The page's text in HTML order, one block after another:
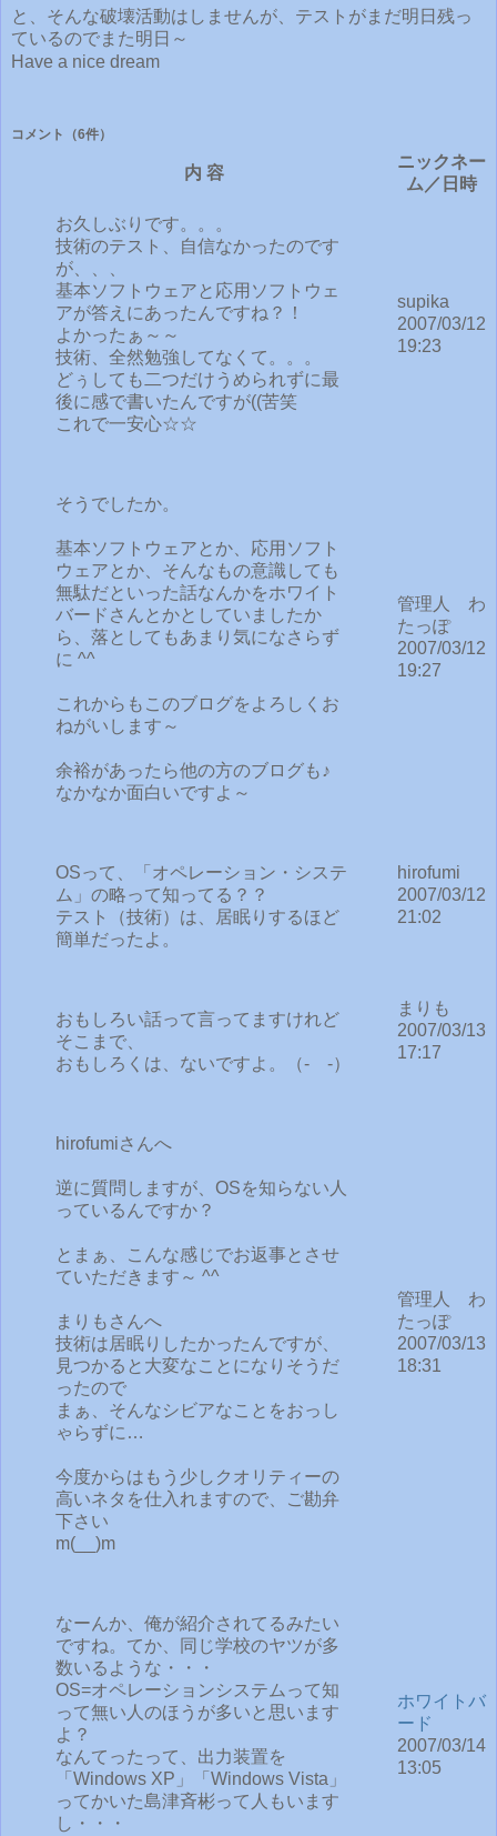
と、そんな破壊活動はしませんが、テストがまだ明日残っ
ているのでまた明日～
Have a nice dream
コメント （6件）
内 容
ニックネー
ム／日時
お久しぶりです。。。
技術のテスト、自信なかったのです
が、、、
基本ソフトウェアと応用ソフトウェ
アが答えにあったんですね？！
よかったぁ～～
技術、全然勉強してなくて。。。
どぅしても二つだけうめられずに最
後に感で書いたんですが((苦笑
これで一安心☆☆
supika
2007/03/12
19:23
そうでしたか。
基本ソフトウェアとか、応用ソフト
ウェアとか、そんなもの意識しても
無駄だといった話なんかをホワイト
バードさんとかとしていましたか
ら、落としてもあまり気になさらず
に ^^
これからもこのブログをよろしくお
ねがいします～
余裕があったら他の方のブログも♪
なかなか面白いですよ～
管理人 わ
たっぽ
2007/03/12
19:27
OSって、「オペレーション・システ
ム」の略って知ってる？？
テスト（技術）は、居眠りするほど
簡単だったよ。
hirofumi
2007/03/12
21:02
おもしろい話って言ってますけれど
そこまで、
おもしろくは、ないですよ。（‐ゝ‐）
まりも
2007/03/13
17:17
hirofumiさんへ
逆に質問しますが、OSを知らない人
っているんですか？
とまぁ、こんな感じでお返事とさせ
ていただきます～ ^^
まりもさんへ
技術は居眠りしたかったんですが、
見つかると大変なことになりそうだ
ったので
まぁ、そんなシビアなことをおっし
ゃらずに…
今度からはもう少しクオリティーの
高いネタを仕入れますので、ご勘弁
下さい
m(__)m
管理人 わ
たっぽ
2007/03/13
18:31
なーんか、俺が紹介されてるみたい
ですね。てか、同じ学校のヤツが多
数いるような・・・
OS=オペレーションシステムって知
って無い人のほうが多いと思います
よ？
なんてったって、出力装置を
「Windows XP」「Windows Vista」
ってかいた島津斉彬って人もいます
し・・・
ホワイトバ
ード
2007/03/14
13:05